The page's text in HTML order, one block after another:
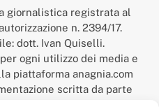
giornalistica registrata al
n. 2394/17.
dott. Ivan Quiselli.
ogni utilizzo dei media e
piattaforma anagnia.com
scritta da parte